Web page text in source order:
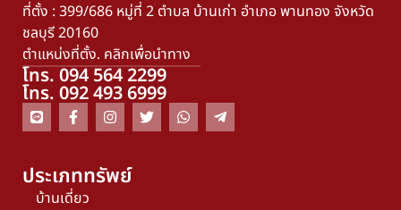
ที่ตั้ง : 399/686 หมู่ที่ 2 ตำบล บ้านเก่า อำเภอ พานทอง จังหวัด
ชลบุรี 20160
ตำแหน่งที่ตั้ง. คลิกเพื่อนำทาง
โทร. 094 564 2299
โทร. 092 493 6999
ประเภททรัพย์
บ้านเดี่ยว